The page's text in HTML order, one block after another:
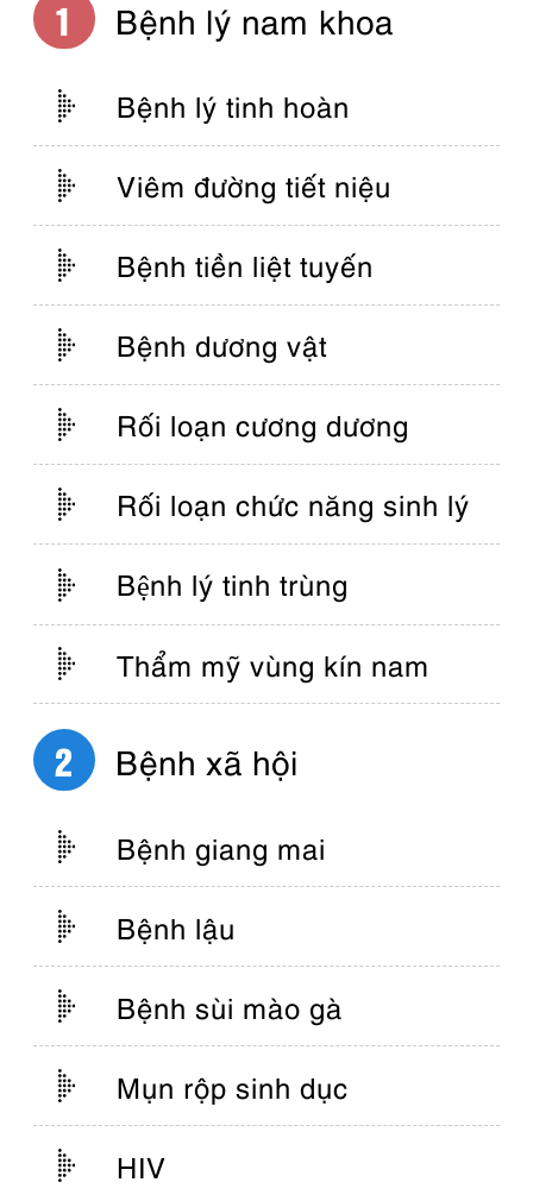
Bệnh lý nam khoa
Bệnh lý tinh hoàn
Viêm đường tiết niệu
Bệnh tiền liệt tuyến
Bệnh dương vật
Rối loạn cương dương
Rối loạn chức năng sinh lý
Bệnh lý tinh trùng
Thẩm mỹ vùng kín nam
Bệnh xã hội
Bệnh giang mai
Bệnh lậu
Bệnh sùi mào gà
Mụn rộp sinh dục
HIV